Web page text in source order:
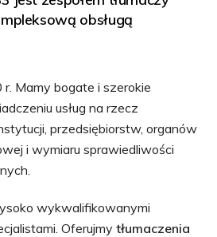
obsługą
Mamy bogate i szerokie
usług na rzecz
przedsiębiorstw, organów
i wymiaru sprawiedliwości
wykwalifikowanymi
Oferujmytłumaczenia